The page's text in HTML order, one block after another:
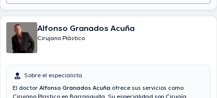
Alfonso Granados Acuña
Cirujano Plástico
Sobre el especialista
El doctor Alfonso Granados Acuña ofrece sus servicios como
Cirujano Plastico en Barranquilla. Su especialidad son Cirugía